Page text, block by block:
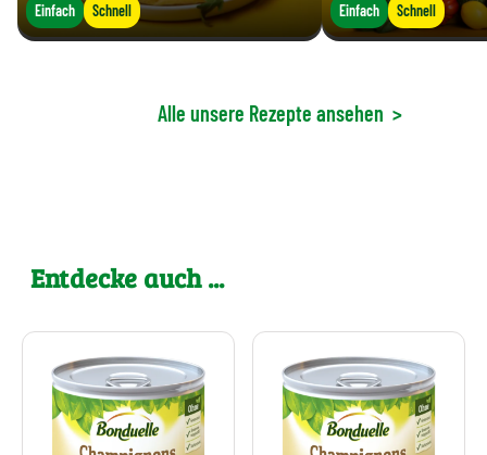
Einfach Schnell Einfach Schnell
Alle unsere Rezepte ansehen >
Entdecke auch ...